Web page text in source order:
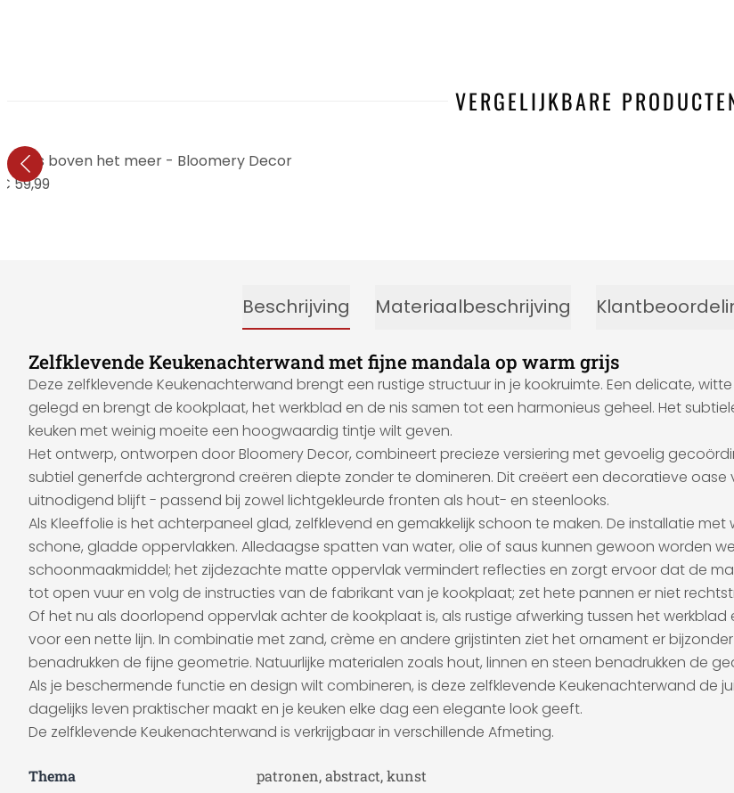
VERGELIJKBARE
boven het meer - Bloomery Decor
59,99
Beschrijving Materiaalbeschrijving
Zelfklevende Keukenachterwand met fijne mandala op warm grijs
Deze zelfklevende Keukenachterwand brengt een rustige structuur in je kookruimte. Een delicate,
gelegd en brengt de kookplaat, het werkblad en de nis samen tot een harmonieus geheel. Het
keuken met weinig moeite een hoogwaardig tintje wilt geven.
Het ontwerp, ontworpen door Bloomery Decor, combineert precieze versiering met gevoelig
subtiel generfde achtergrond creëren diepte zonder te domineren. Dit creëert een decoratieve
uitnodigend blijft - passend bij zowel lichtgekleurde fronten als hout- en steenlooks.
Als Kleeffolie is het achterpaneel glad, zelfklevend en gemakkelijk schoon te maken. De installatie
schone, gladde oppervlakken. Alledaagse spatten van water, olie of saus kunnen gewoon worden
schoonmaakmiddel; het zijdezachte matte oppervlak vermindert reflecties en zorgt ervoor dat de
tot open vuur en volg de instructies van de fabrikant van je kookplaat; zet hete pannen er niet
Of het nu als doorlopend oppervlak achter de kookplaat is, als rustige afwerking tussen het
voor een nette lijn. In combinatie met zand, crème en andere grijstinten ziet het ornament er
benadrukken de fijne geometrie. Natuurlijke materialen zoals hout, linnen en steen benadrukken de
Als je beschermende functie en design wilt combineren, is deze zelfklevende Keukenachterwand de
dagelijks leven praktischer maakt en je keuken elke dag een elegante look geeft.
De zelfklevende Keukenachterwand is verkrijgbaar in verschillende Afmeting.
Thema patronen, abstract, kunst